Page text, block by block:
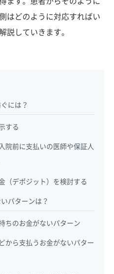
はどのように対応すればい
していきます。
には？
する
院前に支払いの医師や保証人
（デポジット）を検討する
パターンは？
ちのお金がないパターン
から支払うお金がないパター